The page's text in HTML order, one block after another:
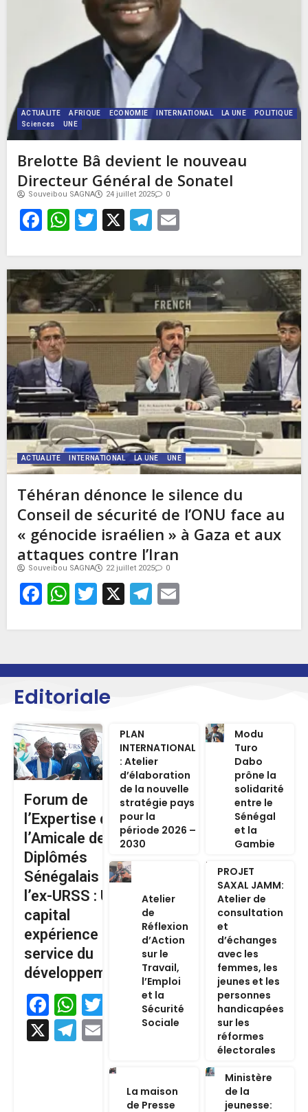
ACTUALITE AFRIQUE ECONOMIE INTERNATIONAL LA UNE
POLITIQUE
Sciences
UNE
Brelotte Bâ devient le nouveau
Directeur Général de Sonatel
Souveibou SAGNA 24 juillet 2025 0
Facebook
WhatsApp
Twitter
X Telegram
ACTUALITE INTERNATIONAL LA UNE UNE
Téhéran dénonce le silence du
Conseil de sécurité de l’ONU face au
« génocide israélien » à Gaza et aux
attaques contre l’Iran
Souveibou SAGNA 22 juillet 2025 0
Facebook
WhatsApp
Twitter
X Telegram
Editoriale
Forum de
l’Expertise de
l’Amicale des
Diplômés
Sénégalais de
l’ex-URSS : Un
capital
expérience au
service du
développement
Facebook
WhatsApp
Twitter
X
Telegram
Email
PLAN
INTERNATIONAL
: Atelier
d’élaboration
de la nouvelle
stratégie pays
pour la
période 2026 –
2030
Modu
Turo
Dabo
prône la
solidarité
entre le
Sénégal
et la
Gambie
Atelier
de
Réflexion
d’Action
sur le
Travail,
l’Emploi
et la
Sécurité
Sociale
PROJET
SAXAL JAMM:
Atelier de
consultation
et
d’échanges
avec les
femmes, les
jeunes et les
personnes
handicapées
sur les
réformes
électorales
La maison
de Presse
Ministère
de la
jeunesse: